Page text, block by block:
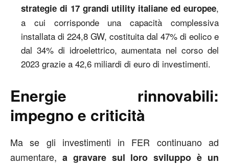
strategie di 17 grandi utility italiane ed europee,
a cui corrisponde una capacità complessiva
installata di 224,8 GW, costituita dal 47% di eolico e
dal 34% di idroelettrico, aumentata nel corso del
2023 grazie a 42,6 miliardi di euro di investimenti.
Energie rinnovabili:
impegno e criticità
Ma se gli investimenti in FER continuano ad
aumentare, a gravare sul loro sviluppo è un